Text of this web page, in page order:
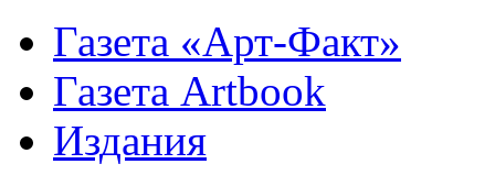
Газета «Арт-Факт»
Газета Artbook
Издания